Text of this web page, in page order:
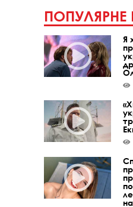
ПОПУЛЯРНЕ
Я